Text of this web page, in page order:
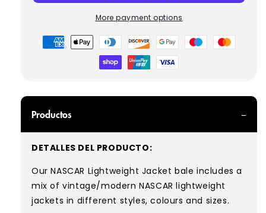
More payment options
Formas
de
Productos
DETALLES DEL PRODUCTO:
Our NASCAR Lightweight Jacket bale includes a
mix of vintage/modern NASCAR lightweight
jackets in different styles, colours and sizes.